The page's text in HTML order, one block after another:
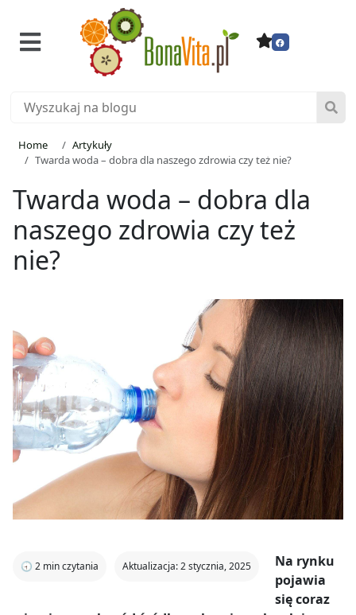
Home
Artykuły
Twarda woda – dobra dla naszego zdrowia czy też nie?
Twarda woda – dobra dla
naszego zdrowia czy też
nie?
🕣 2 min czytania Aktualizacja: 2 stycznia, 2025
Na rynku
pojawia
się coraz